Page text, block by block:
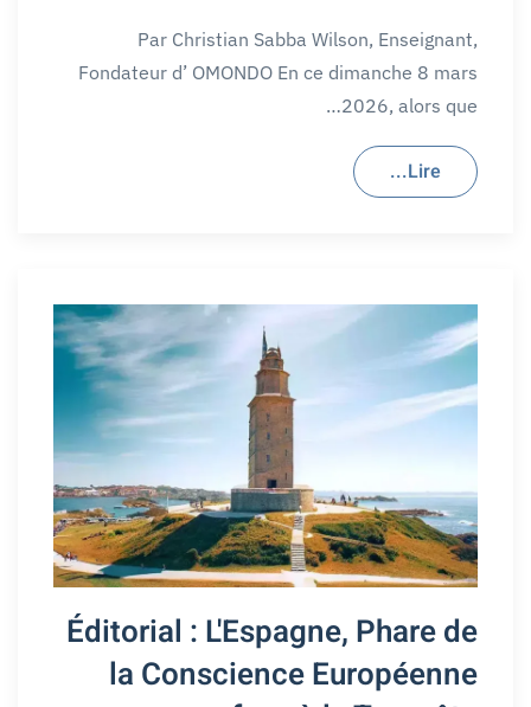
Par Christian Sabba Wilson, Enseignant,
Fondateur d’ OMONDO En ce dimanche 8 mars
2026, alors que…
Lire...
Éditorial : L'Espagne, Phare de
la Conscience Européenne